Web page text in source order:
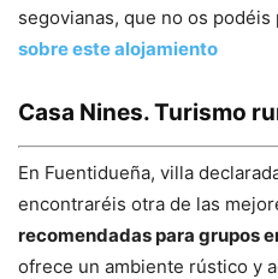
segovianas, que no os podéis
sobre este alojamiento
Casa Nines. Turismo
En Fuentidueña, villa
encontraréis otra de las
recomendadas para grupos
ofrece un ambiente rústico y